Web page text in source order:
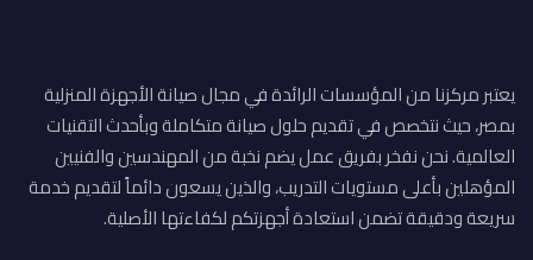
يعتبر مركزنا من المؤسسات الرائدة في مجال صيانة الأجهزة المنزلية
بمصر، حيث نتخصص في تقديم حلول صيانة متكاملة وبأحدث التقنيات
العالمية. نحن نفخر بفريق عمل يضم نخبة من المهندسين والفنيين
المؤهلين بأعلى مستويات التدريب، والذين يسعون دائماً لتقديم خدمة
سريعة ودقيقة تضمن استعادة أجهزتكم لكفاءتها الأصلية.